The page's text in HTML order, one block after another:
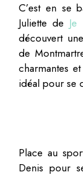
C’est en se
Juliette de
découvert
de
charmantes
idéal pour se
Place au
Denis pour